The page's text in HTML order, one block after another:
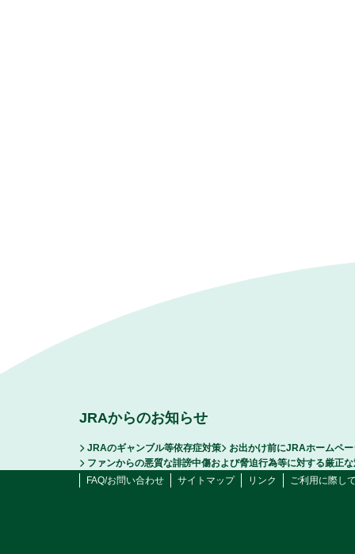
JRAからのお知らせ
JRAのギャンブル等依存症対策
お出かけ前にJRAホームペ
ファンからの悪質な誹謗中傷および脅迫行為等に対する厳正
FAQ/お問い合わせ
サイトマップ リンク ご利用に際し